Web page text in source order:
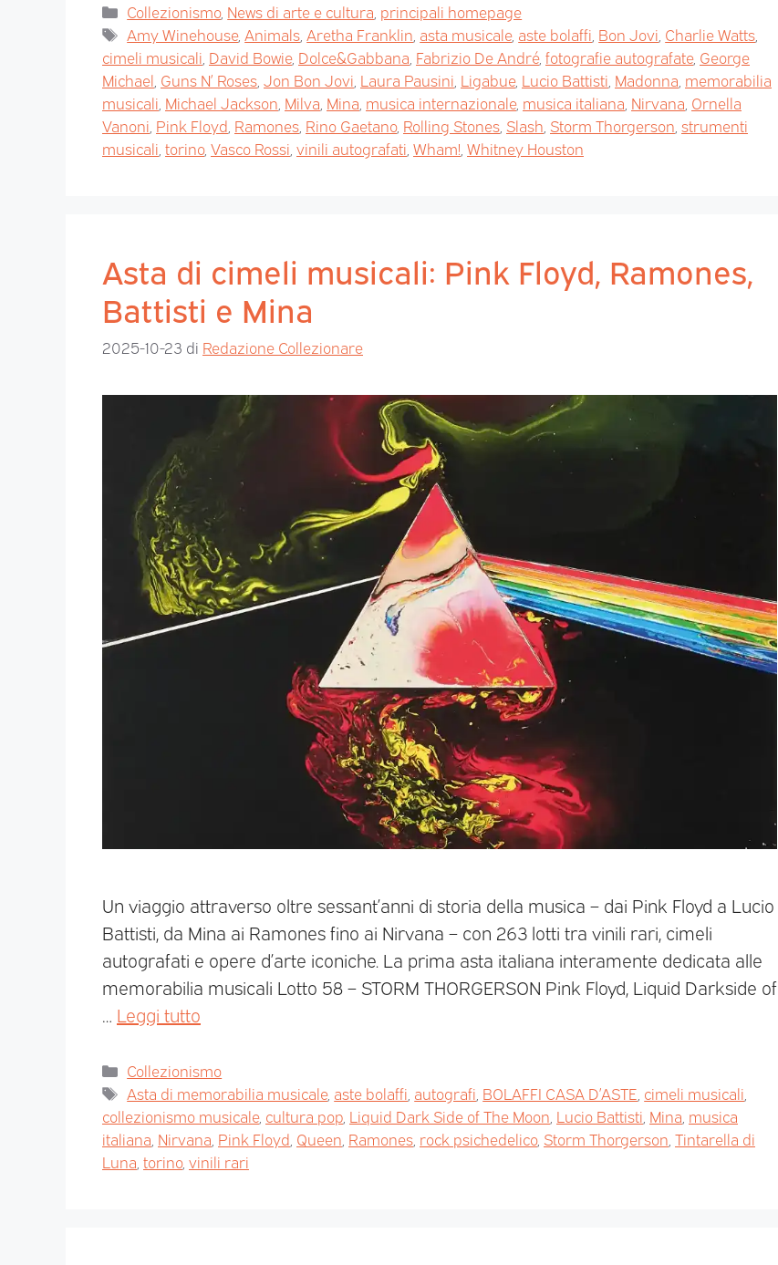
Collezionismo, News di arte e cultura principali homepage
Amy Winehouse,Animals ,Aretha Franklin asta musicale, aste bolaffi Bon Jovi Charlie Watts
cimeli musicali David Bowie, Dolce&Gabbana Fabrizio De André, fotografie autografate, George
Michael Guns N’ Roses Jon Bon Jovi Laura Pausini Ligabue, Lucio Battisti Madonna memorabilia
musicali Michael Jackson Milva Mina musica internazionale, musica italiana Nirvana Ornella
Vanoni Pink Floyd Ramones Rino Gaetano, Rolling Stones Slash Storm Thorgerson strumenti
musicali torino, Vasco Rossi vinili autografati Wham! Whitney Houston
Asta di cimeli musicali: Pink Floyd, Ramones,
Battisti e Mina
2025-10-23 di Redazione Collezionare
Un viaggio attraverso oltre sessant’anni di storia della musica – dai Pink Floyd a Lucio
Battisti, da Mina ai Ramones fino ai Nirvana – con 263 lotti tra vinili rari, cimeli
autografati e opere d’arte iconiche. La prima asta italiana interamente dedicata alle
memorabilia musicali Lotto 58 – STORM THORGERSON Pink Floyd, Liquid Darkside of
Leggi tutto
Collezionismo
Asta di memorabilia musicale, aste bolaffi autografi BOLAFFI CASA D’ASTE cimeli musicali
collezionismo musicale, cultura pop Liquid Dark Side of The Moon Lucio Battisti Mina musica
italiana Nirvana Pink Floyd Queen Ramones rock psichedelico, Storm Thorgerson Tintarella di
Luna torino, vinili rari